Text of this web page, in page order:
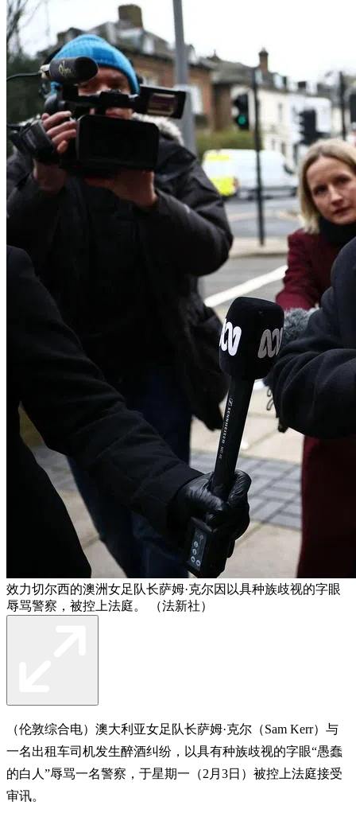
效力切尔西的澳洲女足队长萨姆·克尔因以具种族歧视的字眼
辱骂警察，被控上法庭。 （法新社）
（伦敦综合电）澳大利亚女足队长萨姆·克尔（Sam Kerr）与
一名出租车司机发生醉酒纠纷，以具有种族歧视的字眼“愚蠢
的白人”辱骂一名警察，于星期一（2月3日）被控上法庭接受
审讯。